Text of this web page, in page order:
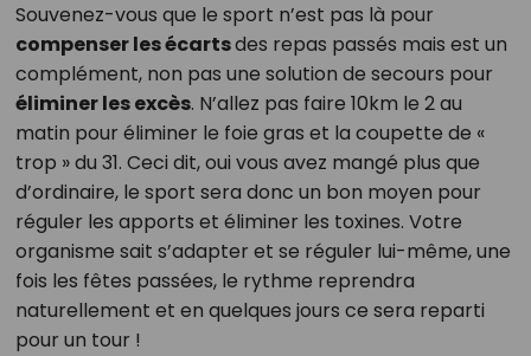
Souvenez-vous que le sport n’est pas là pour
compenser les écartsdes repas passés mais est un
complément, non pas une solution de secours pour
éliminer les excès. N’allez pas faire 10km le 2 au
matin pour éliminer le foie gras et la coupette de «
trop » du 31. Ceci dit, oui vous avez mangé plus que
d’ordinaire, le sport sera donc un bon moyen pour
réguler les apports et éliminer les toxines. Votre
organisme sait s’adapter et se réguler lui-même, une
fois les fêtes passées, le rythme reprendra
naturellement et en quelques jours ce sera reparti
pour un tour !